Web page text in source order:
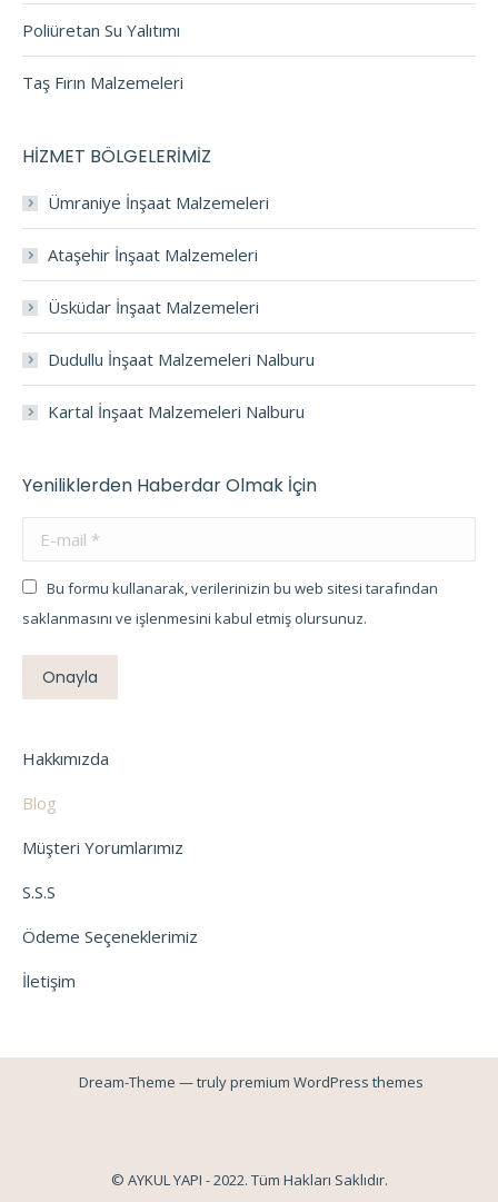
Poliüretan Su Yalıtımı
Taş Fırın Malzemeleri
HİZMET BÖLGELERİMİZ
Ümraniye İnşaat Malzemeleri
Ataşehir İnşaat Malzemeleri
Üsküdar İnşaat Malzemeleri
Dudullu İnşaat Malzemeleri Nalburu
Kartal İnşaat Malzemeleri Nalburu
Yeniliklerden Haberdar Olmak İçin
E-mail *
Bu formu kullanarak, verilerinizin bu web sitesi tarafından
saklanmasını ve işlenmesini kabul etmiş olursunuz.
Onayla
Hakkımızda
Blog
Müşteri Yorumlarımız
S.S.S
Ödeme Seçeneklerimiz
İletişim
Dream-Theme — trulypremium WordPress themes
© AYKUL YAPI - 2022. Tüm Hakları Saklıdır.